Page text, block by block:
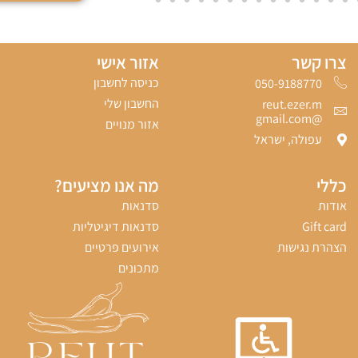
צרו קשר
050-9188770‬
reut.ezer.m
@gmail.com
עפולה, ישראל
אזור אישי
כניסה לחשבון
החשבון שלי
אזור מנויים
כללי
אודות
Gift card
הצהרת נגישות
מה אנו מציעים?
סדנאות
סדנאות דיגיטליות
אירועים פרטיים
מתכונים